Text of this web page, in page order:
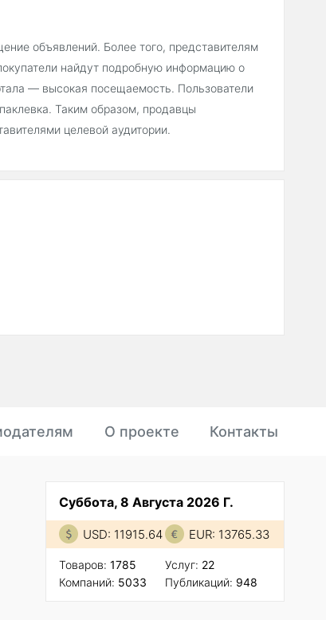
объявлений. Более того, представителям
найдут подробную информацию о
— высокая посещаемость. Пользователи
Таким образом, продавцы
целевой аудитории.
О проекте Контакты
Суббота, 8 Августа 2026 Г.
USD: 11915.64 EUR: 13765.33
Товаров: 1785
Компаний: 5033
Услуг: 22
Публикаций: 948